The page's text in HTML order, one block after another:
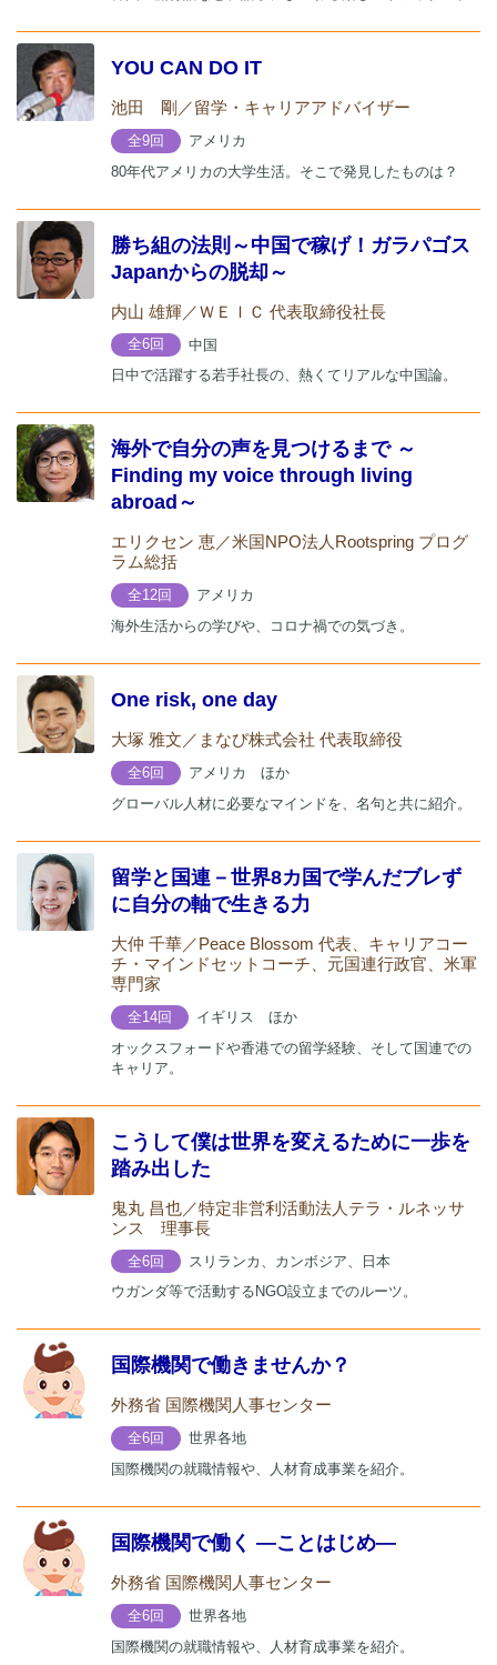
YOU CAN DO IT
池田 剛／留学・キャリアアドバイザー
全9回
アメリカ
80年代アメリカの大学生活。そこで発見したものは？
勝ち組の法則～中国で稼げ！ガラパゴス
Japanからの脱却～
内山 雄輝／ＷＥＩＣ 代表取締役社長
全6回
中国
日中で活躍する若手社長の、熱くてリアルな中国論。
海外で自分の声を見つけるまで ～
Finding my voice through living
abroad～
エリクセン 恵／米国NPO法人Rootspring プログ
ラム総括
全12回
アメリカ
海外生活からの学びや、コロナ禍での気づき。
One risk, one day
大塚 雅文／まなび株式会社 代表取締役
全6回
アメリカ ほか
グローバル人材に必要なマインドを、名句と共に紹介。
留学と国連－世界8カ国で学んだブレず
に自分の軸で生きる力
大仲 千華／Peace Blossom 代表、キャリアコー
チ・マインドセットコーチ、元国連行政官、米軍
専門家
全14回
イギリス ほか
オックスフォードや香港での留学経験、そして国連での
キャリア。
こうして僕は世界を変えるために一歩を
踏み出した
鬼丸 昌也／特定非営利活動法人テラ・ルネッサ
ンス 理事長
全6回
スリランカ、カンボジア、日本
ウガンダ等で活動するNGO設立までのルーツ。
国際機関で働きませんか？
外務省 国際機関人事センター
全6回
世界各地
国際機関の就職情報や、人材育成事業を紹介。
国際機関で働く ―ことはじめ―
外務省 国際機関人事センター
全6回
世界各地
国際機関の就職情報や、人材育成事業を紹介。